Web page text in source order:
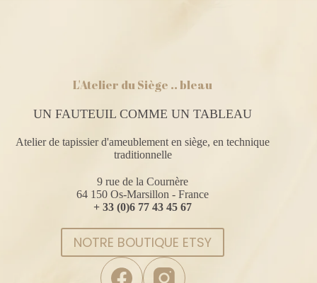
L'Atelier du Siège .. bleau
UN FAUTEUIL COMME UN TABLEAU
Atelier de tapissier d'ameublement en siège, en technique
traditionnelle
9 rue de la Cournère
64 150 Os-Marsillon - France
+ 33 (0)6 77 43 45 67
NOTRE BOUTIQUE ETSY